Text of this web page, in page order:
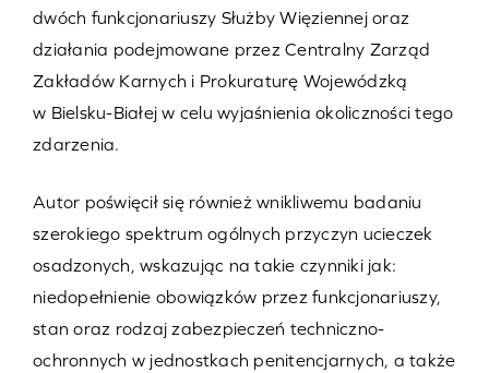
dwóch funkcjonariuszy Służby Więziennej oraz
działania podejmowane przez Centralny Zarząd
Zakładów Karnych i Prokuraturę Wojewódzką
w Bielsku-Białej w celu wyjaśnienia okoliczności tego
zdarzenia.
Autor poświęcił się również wnikliwemu badaniu
szerokiego spektrum ogólnych przyczyn ucieczek
osadzonych, wskazując na takie czynniki jak:
niedopełnienie obowiązków przez funkcjonariuszy,
stan oraz rodzaj zabezpieczeń techniczno-
ochronnych w jednostkach penitencjarnych, a także